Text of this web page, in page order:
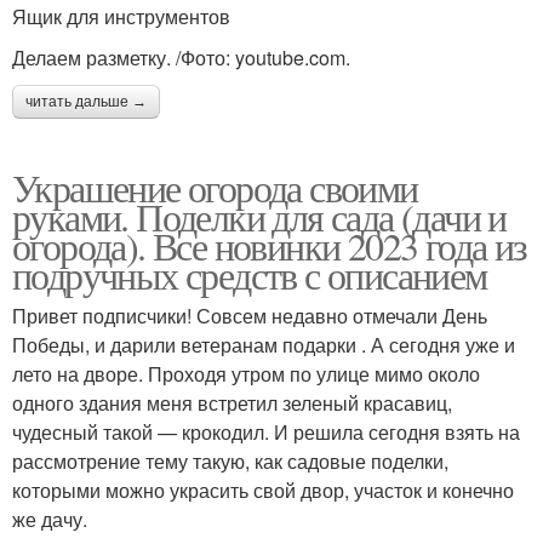
Ящик для инструментов
Делаем разметку. /Фото: youtube.com.
читать дальше →
Украшение огорода своими
руками. Поделки для сада (дачи и
огорода). Все новинки 2023 года из
подручных средств с описанием
Привет подписчики! Совсем недавно отмечали День
Победы, и дарили ветеранам подарки . А сегодня уже и
лето на дворе. Проходя утром по улице мимо около
одного здания меня встретил зеленый красавиц,
чудесный такой — крокодил. И решила сегодня взять на
рассмотрение тему такую, как садовые поделки,
которыми можно украсить свой двор, участок и конечно
же дачу.